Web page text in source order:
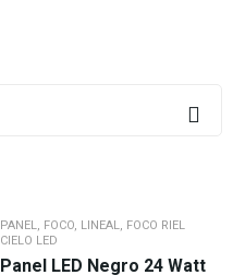
PANEL, FOCO, LINEAL, FOCO RIEL
CIELO LED
Panel LED Negro 24 Watt